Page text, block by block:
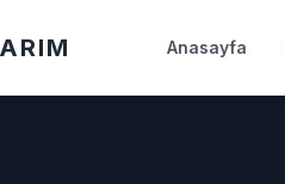
Anasayfa